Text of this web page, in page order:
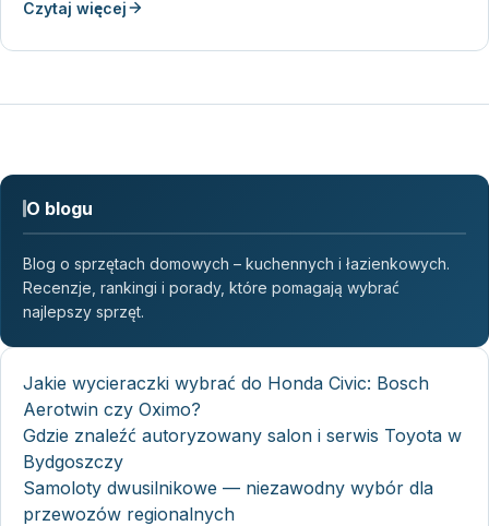
Czytaj więcej
O blogu
Blog o sprzętach domowych – kuchennych i łazienkowych.
Recenzje, rankingi i porady, które pomagają wybrać
najlepszy sprzęt.
Jakie wycieraczki wybrać do Honda Civic: Bosch
Aerotwin czy Oximo?
Gdzie znaleźć autoryzowany salon i serwis Toyota w
Bydgoszczy
Samoloty dwusilnikowe — niezawodny wybór dla
przewozów regionalnych